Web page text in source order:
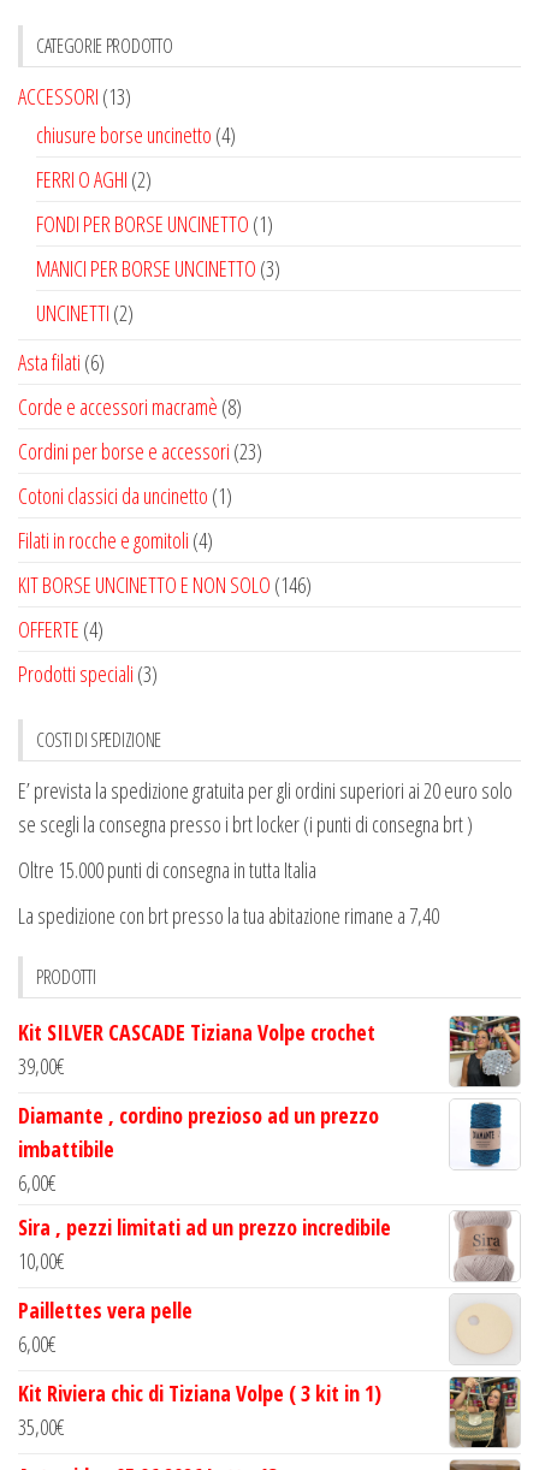
pagina
pagina
CATEGORIE PRODOTTO
ACCESSORI (13)
chiusure borse uncinetto (4)
FERRI O AGHI (2)
FONDI PER BORSE UNCINETTO (1)
MANICI PER BORSE UNCINETTO (3)
UNCINETTI (2)
Asta filati (6)
Corde e accessori macramè (8)
Cordini per borse e accessori (23)
Cotoni classici da uncinetto (1)
Filati in rocche e gomitoli (4)
KIT BORSE UNCINETTO E NON SOLO (146)
OFFERTE (4)
Prodotti speciali (3)
COSTI DI SPEDIZIONE
E’ prevista la spedizione gratuita per gli ordini superiori ai 20 euro solo
se scegli la consegna presso i brt locker (i punti di consegna brt )
Oltre 15.000 punti di consegna in tutta Italia
La spedizione con brt presso la tua abitazione rimane a 7,40
PRODOTTI
Kit SILVER CASCADE Tiziana Volpe crochet
39,00€
Diamante , cordino prezioso ad un prezzo
imbattibile
6,00€
Sira , pezzi limitati ad un prezzo incredibile
10,00€
Paillettes vera pelle
6,00€
Kit Riviera chic di Tiziana Volpe ( 3 kit in 1)
35,00€